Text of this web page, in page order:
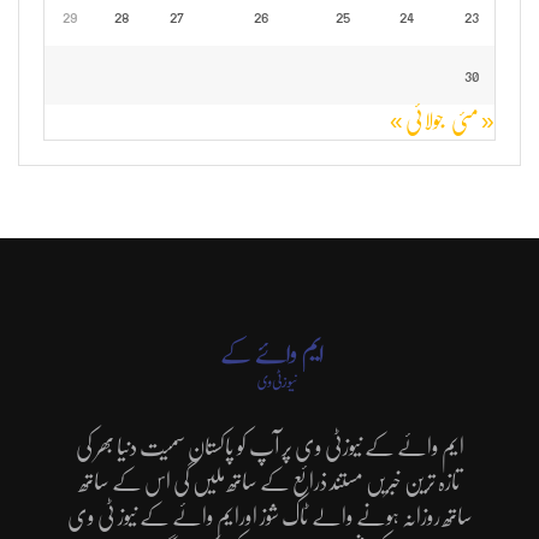
23
24
25
26
27
28
29
30
« مئی جولائی »
ایم وائے کے نیوزٹی وی پر آپ کو پاکستان سمیت دنیا بھر کی
تازہ ترین خبریں مستند ذرائع کے ساتھ ملیں گی اس کے ساتھ
ساتھ روزانہ ہونے والے ٹاک شوز اورایم وائے کے نیوز ٹی وی